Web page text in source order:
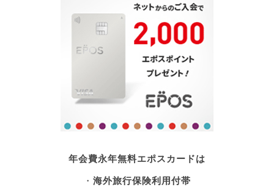
年会費永年無料エポスカードは
・ 海外旅行保険利用付帯